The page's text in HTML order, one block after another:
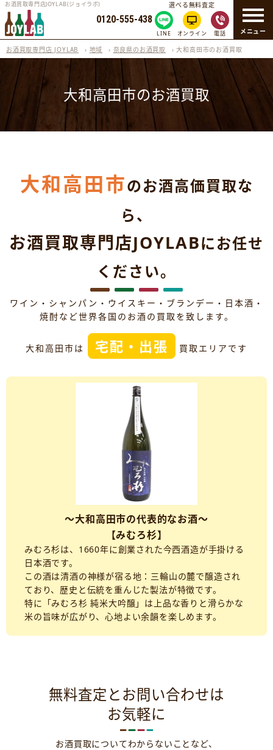
メニュー
お酒買取専門店JOYLAB(ジョイラボ)
0120-555-438
選べる無料査定
LINE オンライン 電話
お酒買取専門店 JOYLAB › 地域 › 奈良県のお酒買取 ›大和高田市のお酒買取
大和高田市のお酒買取
大和高田市のお酒高価買取な
ら、
お酒買取専門店JOYLABにお任せ
ください。
ワイン・シャンパン・ウイスキー・ブランデー・日本酒・
焼酎など世界各国のお酒の買取を致します。
大和高田市は 宅配・出張 買取エリアです
～大和高田市の代表的なお酒～
【みむろ杉】
みむろ杉は、1660年に創業された今西酒造が手掛ける
日本酒です。
この酒は清酒の神様が宿る地：三輪山の麓で醸造され
ており、歴史と伝統を重んじた製法が特徴です。
特に「みむろ杉 純米大吟醸」は上品な香りと滑らかな
米の旨味が広がり、心地よい余韻を楽しめます。
無料査定とお問い合わせは
お気軽に
お酒買取についてわからないことなど、